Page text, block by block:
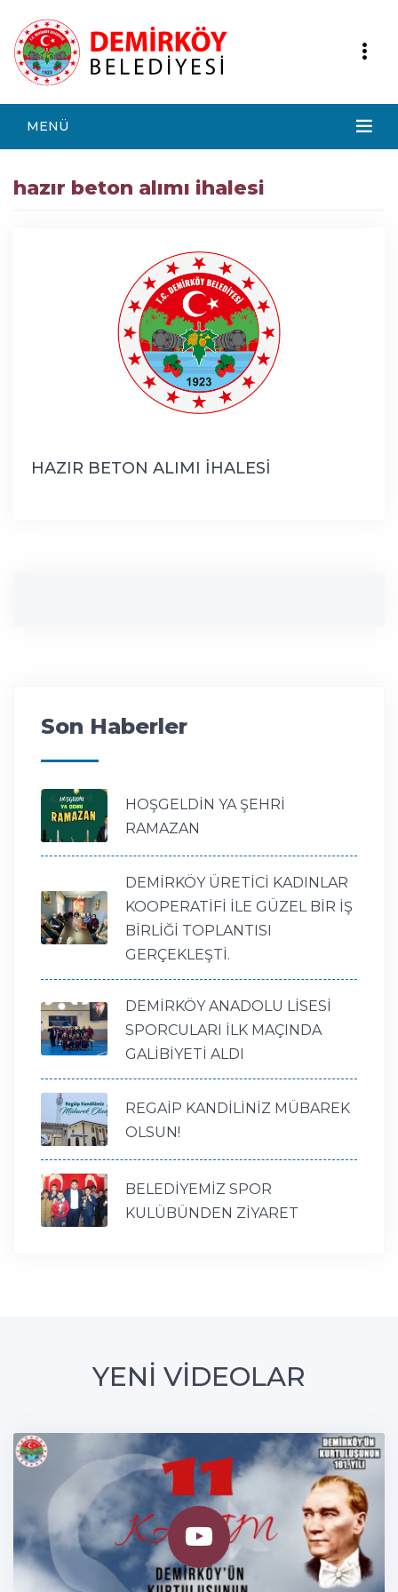
MENÜ
hazır beton alımı ihalesi
HAZIR BETON ALIMI İHALESİ
Son Haberler
HOŞGELDİN YA ŞEHRİ
RAMAZAN
DEMİRKÖY ÜRETİCİ KADINLAR
KOOPERATİFİ İLE GÜZEL BİR İŞ
BİRLİĞİ TOPLANTISI
GERÇEKLEŞTİ.
DEMİRKÖY ANADOLU LİSESİ
SPORCULARI İLK MAÇINDA
GALİBİYETİ ALDI
REGAİP KANDİLİNİZ MÜBAREK
OLSUN!
BELEDİYEMİZ SPOR
KULÜBÜNDEN ZİYARET
YENİ VİDEOLAR